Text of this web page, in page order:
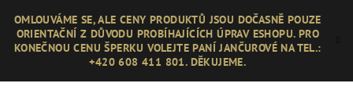
obsah
OMLOUVÁME SE, ALE CENY PRODUKTŮ JSOU DOČASNĚ POUZE
ORIENTAČNÍ Z DŮVODU PROBÍHAJÍCÍCH ÚPRAV ESHOPU. PRO
KONEČNOU CENU ŠPERKU VOLEJTE PANÍ JANČUROVÉ NA TEL.:
+420 608 411 801. DĚKUJEME.